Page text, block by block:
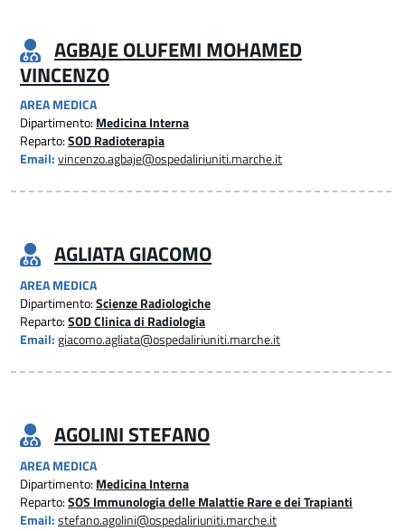
AGBAJE OLUFEMI MOHAMED
VINCENZO
AREA MEDICA
Dipartimento: Medicina Interna
Reparto:SOD Radioterapia
Email: vincenzo.agbaje@ospedaliriuniti.marche.it
AGLIATA GIACOMO
AREA MEDICA
Dipartimento:Scienze Radiologiche
Reparto:SOD Clinica di Radiologia
Email: giacomo.agliata@ospedaliriuniti.marche.it
AGOLINI STEFANO
AREA MEDICA
Dipartimento: Medicina Interna
Reparto:SOS Immunologia delle Malattie Rare e dei Trapianti
Email: stefano.agolini@ospedaliriuniti.marche.it